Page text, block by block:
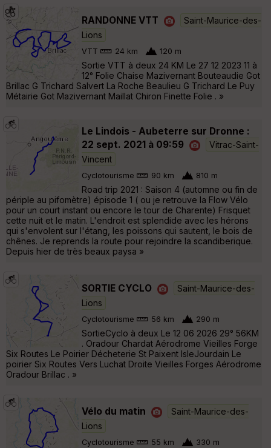
RANDONNE VTT
Saint-Maurice-des-
Lions
VTT 24 km 120 m
Sortie VTT à deux 24 KM Le 27 12 2023 11 à
12° Folie Chaise Mazivernant Bouteaudie Got
Brillac G Trichard Salvert La Roche Beaulieu G Trichard Le Puy
Métairie Got Mazivernant Maillat Chiron Finette Folie . »
Le Lindois - Aubeterre sur Dronne :
22 sept. 2021 à 09:59
Vitrac-Saint-
Vincent
Cyclotourisme 90 km 810 m
Road trip 2021 : Saison 4 (automne ou fin de
périple au pifomètre) épisode 1 ( ou je retrouve la Flow Vélo
pour un court instant ou encore le tour de Charente) Frisquet
cette nuit et le matin. L'endroit est splendide avec les hérons
qui s'envolent sur l'étang, les poissons qui sautent, le bois de
chênes. Je reprends la route pour rejoindre la scandiberique.
Depuis hier de très beaux paysa »
SORTIE CYCLO
Saint-Maurice-des-
Lions
Cyclotourisme 56 km 290 m
SortieCyclo à deux Le 12 06 2026 29° 56KM
. Oradour Chardat Aérodrome Vieilles Forge
Six Routes Le Poirier Décheterie St Paixent IsleJourdain Le
poirier Six Routes Vers Luchat Droite Vieilles Forges Aérodrome
Oradour Brillac . »
Vélo du matin
Saint-Maurice-des-
Lions
Cyclotourisme 55 km 330 m